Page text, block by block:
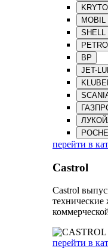
MOBIL
SHELL
BP
JET-
перейти в
Castrol
Castrol
технические
перейти в